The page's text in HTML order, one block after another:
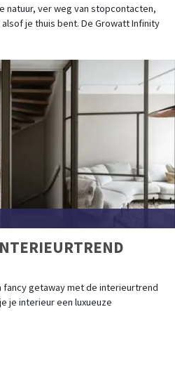
natuur, ver weg van stopcontacten,
je thuis bent. De Growatt Infinity
fancy getaway met de interieurtrend
je interieur een luxueuze